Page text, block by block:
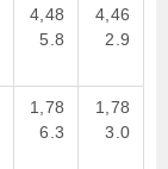
4,48
5.8
4,46
2.9
1,78
6.3
1,78
3.0